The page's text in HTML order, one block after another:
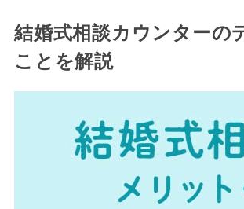
結婚式相談カウンターの
ことを解説